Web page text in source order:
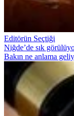
Editörün Seçtiği
Niğde’de sık
Bakın ne anlama